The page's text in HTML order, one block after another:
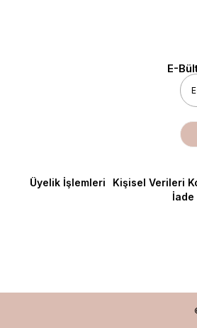
E-
Üyelik İşlemleri Kişisel Verileri
İade